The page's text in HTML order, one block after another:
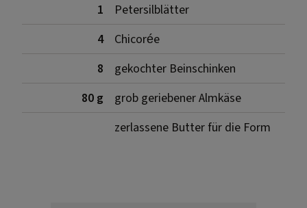
1
Petersilblätter
4
Chicorée
8
gekochter Beinschinken
80 g
grob geriebener Almkäse
zerlassene Butter für die Form